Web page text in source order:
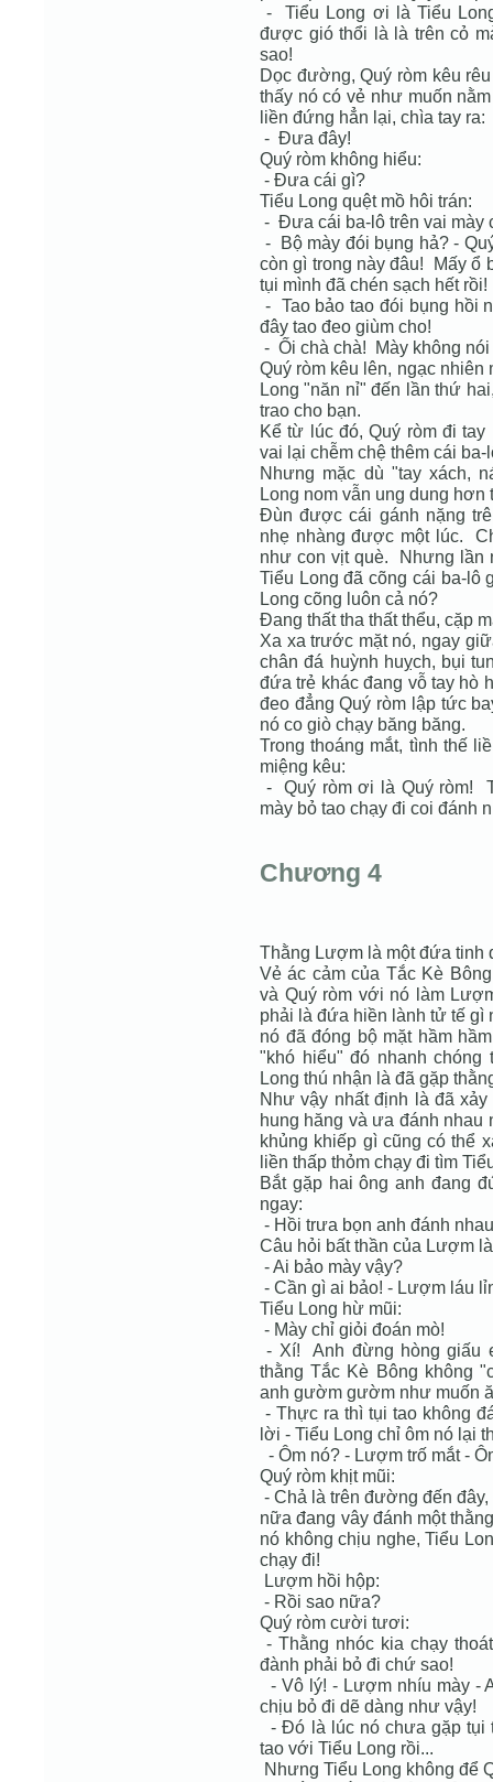
- Tiểu Long ơi là Tiểu
được gió thổi là là trên cỏ
sao!
Dọc đường, Quý ròm kêu
thấy nó có vẻ như muốn
liền đứng hẳn lại, chìa tay ra:
- Đưa đây!
Quý ròm không hiểu:
- Đưa cái gì?
Tiểu Long quệt mồ hôi trán:
- Đưa cái ba-lô trên vai mày
- Bộ mày đói bụng hả? -
còn gì trong này đâu! Mấy ổ
tụi mình đã chén sạch hết rồi!
- Tao bảo tao đói bụng hồi
đây tao đeo giùm cho!
- Ối chà chà! Mày không
Quý ròm kêu lên, ngạc
Long "năn nỉ" đến lần thứ
trao cho bạn.
Kể từ lúc đó, Quý ròm đi
vai lại chễm chệ thêm cái ba-
Nhưng mặc dù "tay xách,
Long nom vẫn ung dung
Đùn được cái gánh nặng
nhẹ nhàng được một lúc.
như con vịt què. Nhưng lần
Tiểu Long đã cõng cái ba-lô
Long cõng luôn cả nó?
Đang thất tha thất thểu, cặp
Xa xa trước mặt nó, ngay
chân đá huỳnh huỵch, bụi
đứa trẻ khác đang vỗ tay hò
đeo đẳng Quý ròm lập tức
nó co giò chạy băng băng.
Trong thoáng mắt, tình thế
miệng kêu:
- Quý ròm ơi là Quý ròm!
mày bỏ tao chạy đi coi đánh
Chương 4
Thằng Lượm là một đứa tinh
Vẻ ác cảm của Tắc Kè
và Quý ròm với nó làm
phải là đứa hiền lành tử tế gì
nó đã đóng bộ mặt hầm
"khó hiểu" đó nhanh
Long thú nhận là đã gặp
Như vậy nhất định là đã
hung hăng và ưa đánh nhau
khủng khiếp gì cũng có thể
liền thấp thỏm chạy đi tìm
Bắt gặp hai ông anh đang
ngay:
- Hồi trưa bọn anh đánh
Câu hỏi bất thần của Lượm
- Ai bảo mày vậy?
- Cần gì ai bảo! - Lượm láu
Tiểu Long hừ mũi:
- Mày chỉ giỏi đoán mò!
- Xí! Anh đừng hòng giấu
thằng Tắc Kè Bông không
anh gườm gườm như muốn
- Thực ra thì tụi tao không
lời - Tiểu Long chỉ ôm nó lại
- Ôm nó? - Lượm trố mắt -
Quý ròm khịt mũi:
- Chả là trên đường đến
nữa đang vây đánh một
nó không chịu nghe, Tiểu
chạy đi!
Lượm hồi hộp:
- Rồi sao nữa?
Quý ròm cười tươi:
- Thằng nhóc kia chạy
đành phải bỏ đi chứ sao!
- Vô lý! - Lượm nhíu mày -
chịu bỏ đi dẽ dàng như vậy!
- Đó là lúc nó chưa gặp tụi
tao với Tiểu Long rồi...
Nhưng Tiểu Long không để